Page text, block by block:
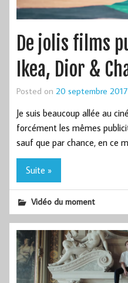
De jolis films
Ikea, Dior &
Posted on 20 septembre 2017
Je suis beaucoup allée au
forcément les mêmes
sauf que par chance, en ce
Suite »
Vidéo du moment